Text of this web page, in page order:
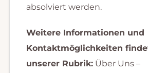
absolviert werden.
Weitere Informationen und
Kontaktmöglichkeiten
unserer Rubrik:Über Uns –